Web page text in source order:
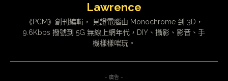
Lawrence
《PCM》創刊編輯， 見證電腦由 Monochrome 到 3D，
9.6Kbps 撥號到 5G 無線上網年代，DIY、攝影、影音、手
機樣樣啱玩。
- 廣告 -